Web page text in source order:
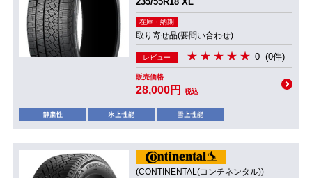
在庫・納期
取り寄せ品(要問い合わせ)
レビュー 0 (0件)
販売価格
28,000円 税込
(CONTINENTAL(コンチネンタル))